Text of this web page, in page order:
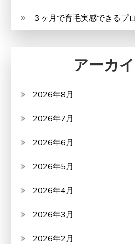
３ヶ月で育毛実感できるプ
アーカ
2026年8月
2026年7月
2026年6月
2026年5月
2026年4月
2026年3月
2026年2月